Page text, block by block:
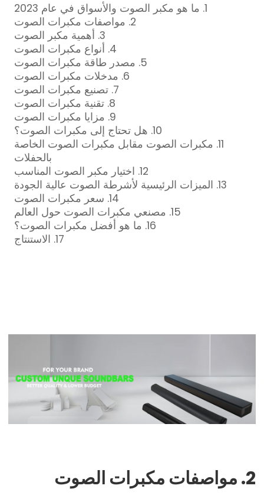
1. ما هو مكبر الصوت والأسواق في عام 2023
2. مواصفات مكبرات الصوت
3. أهمية مكبر الصوت
4. أنواع مكبرات الصوت
5. مصدر طاقة مكبرات الصوت
6. مدخلات مكبرات الصوت
7. تصنيع مكبرات الصوت
8. تقنية مكبرات الصوت
9. مزايا مكبرات الصوت
10. هل تحتاج إلى مكبرات الصوت؟
11. مكبرات الصوت مقابل مكبرات الصوت الخاصة
بالحفلات
12. اختيار مكبر الصوت المناسب
13. الميزات الرئيسية لأشرطة الصوت عالية الجودة
14. سعر مكبرات الصوت
15. مصنعي مكبرات الصوت حول العالم
16. ما هو أفضل مكبرات الصوت؟
17. الاستنتاج
2. مواصفات مكبرات الصوت